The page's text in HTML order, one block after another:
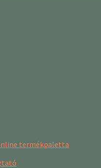
termékpaletta